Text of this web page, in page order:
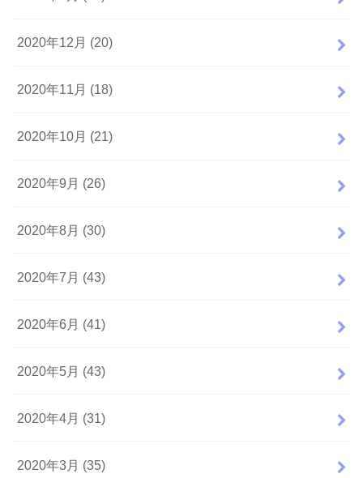
2020年12月 (20)
2020年11月 (18)
2020年10月 (21)
2020年9月 (26)
2020年8月 (30)
2020年7月 (43)
2020年6月 (41)
2020年5月 (43)
2020年4月 (31)
2020年3月 (35)